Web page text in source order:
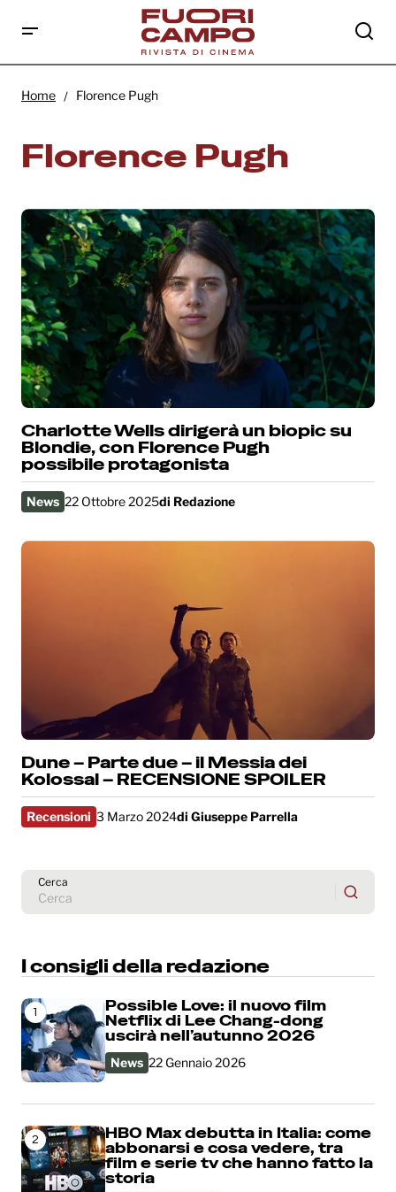
Home Florence Pugh
Florence Pugh
Charlotte Wells dirigerà un biopic su
Blondie, con Florence Pugh
possibile protagonista
News 22 Ottobre 2025di Redazione
Dune – Parte due – il Messia dei
Kolossal – RECENSIONE SPOILER
Recensioni 3 Marzo 2024di Giuseppe Parrella
Cerca
I consigli della redazione
1
Possible Love: il nuovo film
Netflix di Lee Chang-dong
uscirà nell’autunno 2026
News 22 Gennaio 2026
2
HBO Max debutta in Italia: come
abbonarsi e cosa vedere, tra
film e serie tv che hanno fatto la
storia